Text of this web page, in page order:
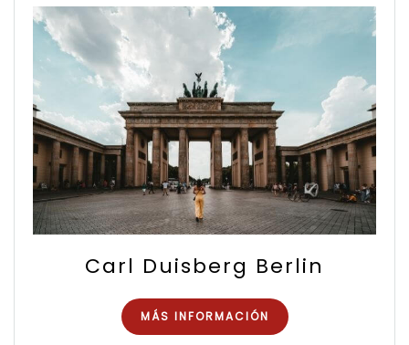
Carl Duisberg Berlin
MÁS INFORMACIÓN